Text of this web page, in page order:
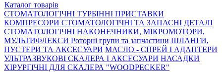
Каталог товарів
СТОМАТОЛОГІЧНІ ТУРБІННІ ПРИСТАВКИ
КОМПРЕСОРИ СТОМАТОЛОГІЧНІ ТА ЗАПАСНІ ДЕТАЛІ
СТОМАТОЛОГІЧНІ НАКОНЕЧНИКИ, МІКРОМОТОРИ,
МУЛЬТИФЛЕКСИ Роторні групи та запчастини ШЛАНГИ,
ПУСТЕРИ ТА АКСЕСУАРИ МАСЛО - СПРЕЙ І АДАПТЕРИ
УЛЬТРАЗВУКОВІ СКАЛЕРА І АКСЕСУАРИ НАСАДКИ
ХІРУРГІЧНІ ДЛЯ СКАЛЕРА "WOODPECKER"